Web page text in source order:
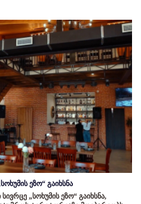
ეზო“ გაიხსნა
„სოხუმის ეზო“ გაიხსნა,